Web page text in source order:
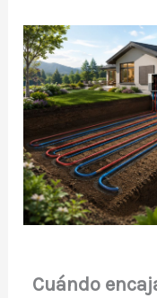
Cuándo